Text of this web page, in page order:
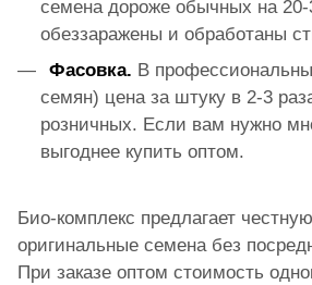
семена дороже обычных на
обеззаражены и обработаны
Фасовка. В
семян) цена за штуку в 2-3
розничных. Если вам нужно
выгоднее купить оптом.
Био-комплекс предлагает
оригинальные семена без
При заказе оптом стоимость